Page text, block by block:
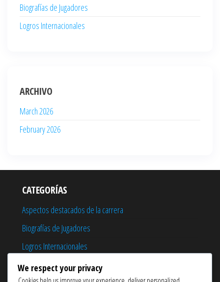
Biografías de Jugadores
Logros Internacionales
ARCHIVO
March 2026
February 2026
CATEGORÍAS
Aspectos destacados de la carrera
Biografías de Jugadores
Logros Internacionales
We respect your privacy